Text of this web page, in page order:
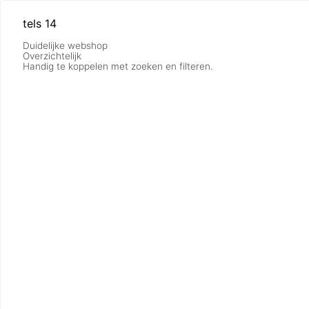
tels 14
Duidelijke webshop
Overzichtelijk
Handig te koppelen met zoeken en filteren.